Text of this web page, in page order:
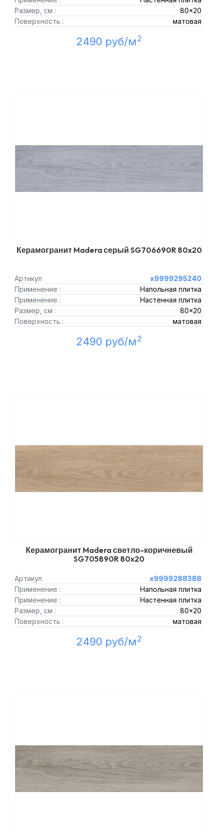
Размер, см :
80x20
Поверхность :
матовая
2490 руб/м2
Керамогранит Madera серый SG706690R 80x20
Артикул
х9999295240
Применение :
Напольная плитка
Применение :
Настенная плитка
Размер, см :
80x20
Поверхность :
матовая
2490 руб/м2
Керамогранит Madera светло-коричневый
SG705890R 80x20
Артикул
х9999288388
Применение :
Напольная плитка
Применение :
Настенная плитка
Размер, см :
80x20
Поверхность :
матовая
2490 руб/м2